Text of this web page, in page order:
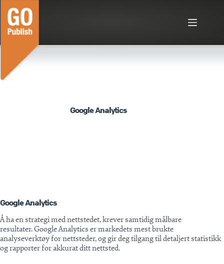
innholdet
Google Analytics
Google Analytics
Å ha en strategi med nettstedet, krever samtidig målbare
resultater. Google Analytics er markedets mest brukte
analyseverktøy for nettsteder, og gir deg tilgang til detaljert statistikk
og rapporter for akkurat ditt nettsted.